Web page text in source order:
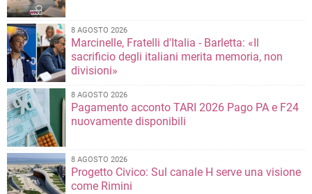
8 AGOSTO 2026
Marcinelle, Fratelli d'Italia - Barletta: «Il
sacrificio degli italiani merita memoria, non
divisioni»
8 AGOSTO 2026
Pagamento acconto TARI 2026 Pago PA e F24
nuovamente disponibili
8 AGOSTO 2026
Progetto Civico: Sul canale H serve una visione
come Rimini